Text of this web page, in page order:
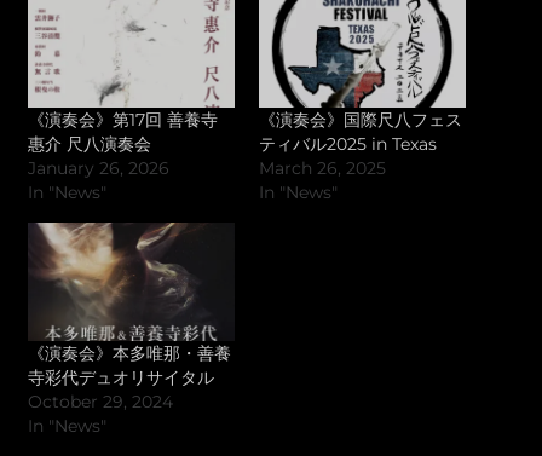
《演奏会》第17回 善養寺
惠介 尺八演奏会
January 26, 2026
In "News"
《演奏会》国際尺八フェス
ティバル2025 in Texas
March 26, 2025
In "News"
《演奏会》本多唯那・善養
寺彩代デュオリサイタル
October 29, 2024
In "News"